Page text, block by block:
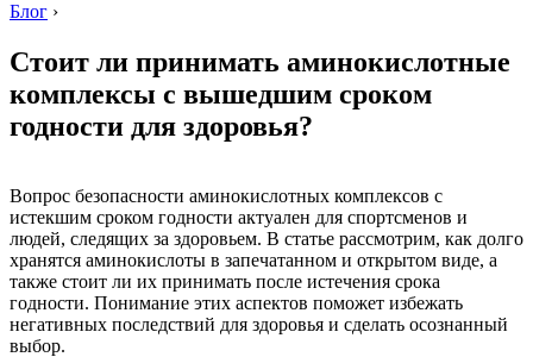
Блог ›
Стоит ли принимать аминокислотные
комплексы с вышедшим сроком
годности для здоровья?
Вопрос безопасности аминокислотных комплексов с
истекшим сроком годности актуален для спортсменов и
людей, следящих за здоровьем. В статье рассмотрим, как долго
хранятся аминокислоты в запечатанном и открытом виде, а
также стоит ли их принимать после истечения срока
годности. Понимание этих аспектов поможет избежать
негативных последствий для здоровья и сделать осознанный
выбор.